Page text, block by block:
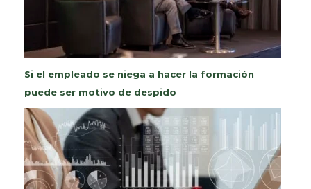
Si el empleado se niega a hacer la formación
puede ser motivo de despido